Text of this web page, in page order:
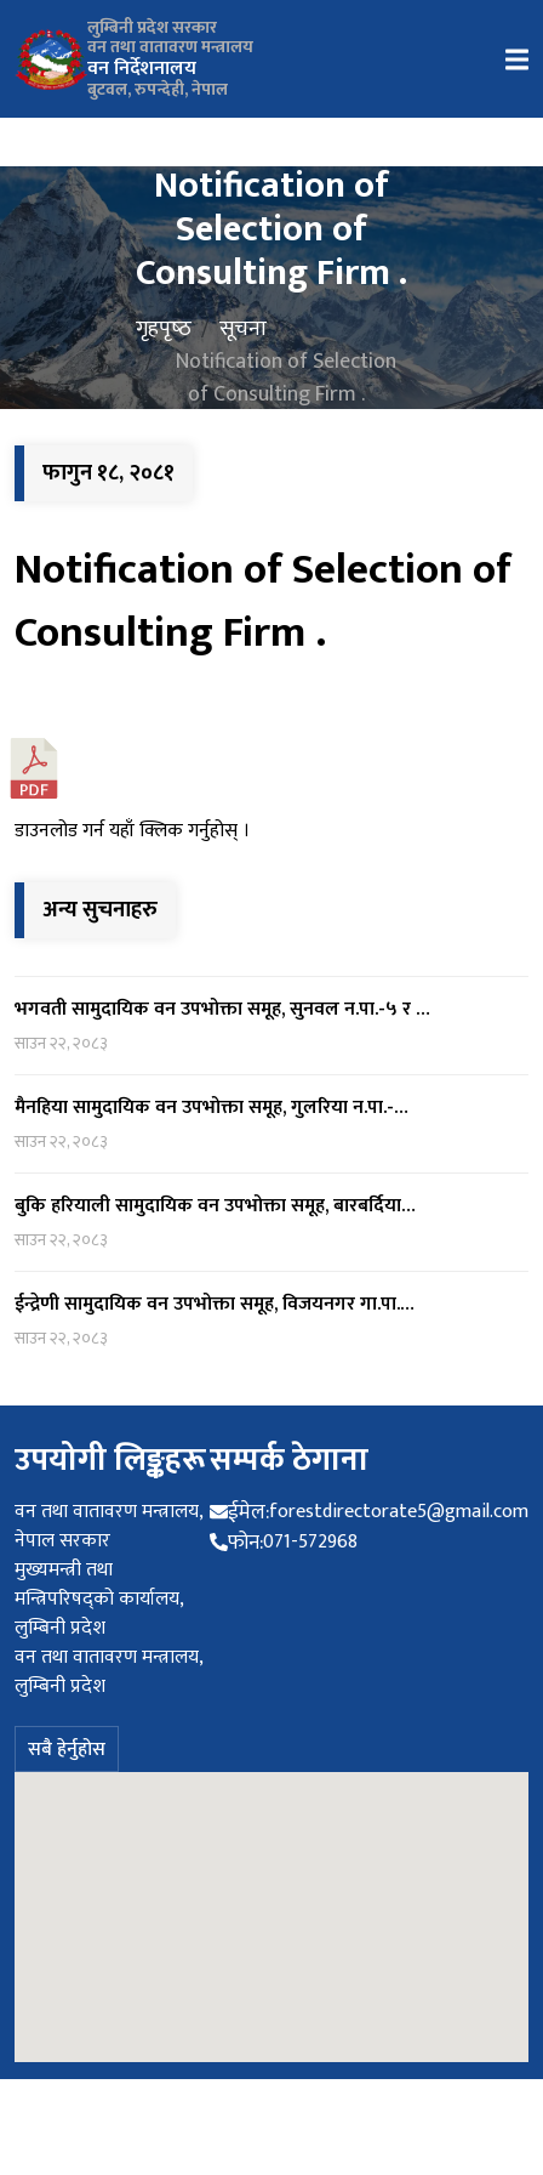
लुम्बिनी प्रदेश सरकार
वन तथा वातावरण मन्त्रालय
वन निर्देशनालय
बुटवल, रुपन्देही, नेपाल
Notification of
Selection of
Consulting Firm .
गृहपृष्‍ठ
सूचना
Notification of Selection
of Consulting Firm .
फागुन १८, २०८१
Notification of Selection of
Consulting Firm .
डाउनलोड गर्न यहाँ क्लिक गर्नुहोस् ।
अन्य सुचनाहरु
भगवती सामुदायिक वन उपभोक्ता समूह, सुनवल न.पा.-५ र …
साउन २२, २०८३
मैनहिया सामुदायिक वन उपभोक्ता समूह, गुलरिया न.पा.-…
साउन २२, २०८३
बुकि हरियाली सामुदायिक वन उपभोक्ता समूह, बारबर्दिया…
साउन २२, २०८३
ईन्द्रेणी सामुदायिक वन उपभोक्ता समूह, विजयनगर गा.पा.…
साउन २२, २०८३
उपयोगी लिङ्कहरू
वन तथा वातावरण मन्त्रालय,
नेपाल सरकार
मुख्यमन्त्री तथा
मन्त्रिपरिषद्को कार्यालय,
लुम्बिनी प्रदेश
वन तथा वातावरण मन्त्रालय,
लुम्बिनी प्रदेश
सबै हेर्नुहोस
सम्पर्क ठेगाना
ईमेल:forestdirectorate5@gmail.com
फोन:071-572968